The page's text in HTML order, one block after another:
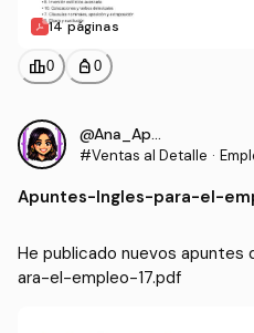
14 páginas
leaderboard0 personal_bag 0
@Ana_Apuntes
#Ventas al Detalle ·
Apuntes-Ingles-para-el-
He publicado nuevos apuntes
ara-el-empleo-17.pdf